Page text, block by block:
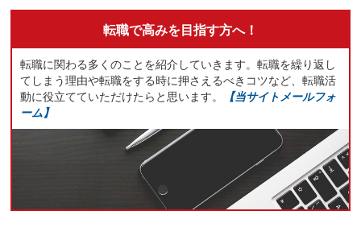
転職で高みを目指す方へ！
転職に関わる多くのことを紹介していきます。転職を繰り返し
てしまう理由や転職をする時に押さえるべきコツなど、転職活
動に役立てていただけたらと思います。
【当サイトメールフォ
ーム】